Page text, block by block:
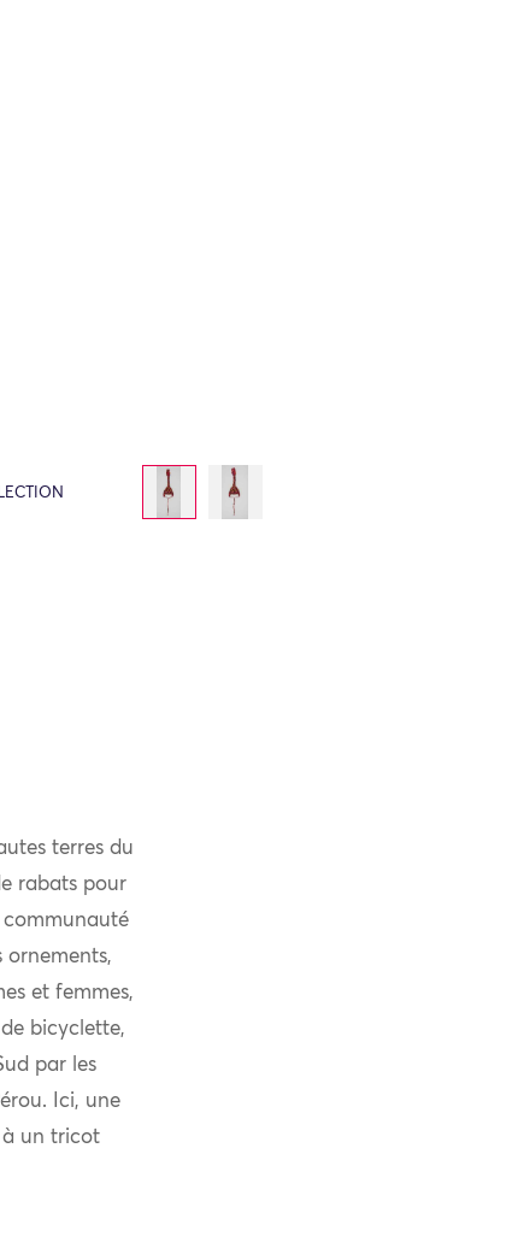
terres du
rabats pour
communauté
ornements,
et femmes,
bicyclette,
par les
Ici, une
à un tricot